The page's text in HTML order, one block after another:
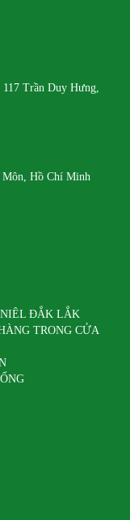
Trần Duy Hưng,
Hồ Chí Minh
ĐẮK LẮK
TRONG CỬA